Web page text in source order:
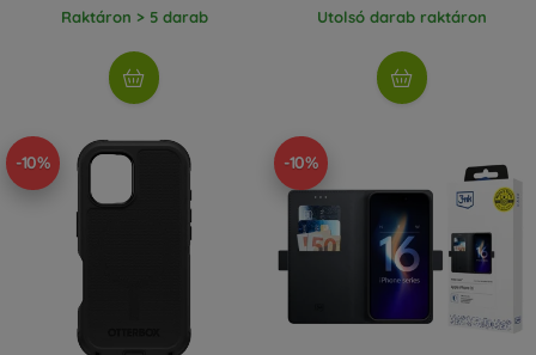
Raktáron > 5 darab Utolsó darab raktáron
-10% -10%